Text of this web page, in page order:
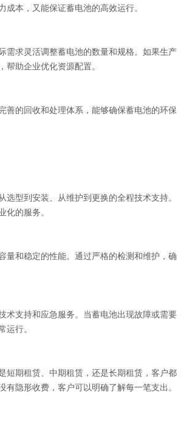
本，又能保证蓄电池的高效运行。
需求灵活调整蓄电池的数量和规格。如果生产
助企业优化资源配置。
善的回收和处理体系，能够确保蓄电池的环保
型到安装、从维护到更换的全程技术支持。
化的服务。
量和稳定的性能。通过严格的检测和维护，确
术支持和应急服务。当蓄电池出现故障或需要
运行。
短期租赁、中期租赁，还是长期租赁，客户都
隐形收费，客户可以明确了解每一笔支出。